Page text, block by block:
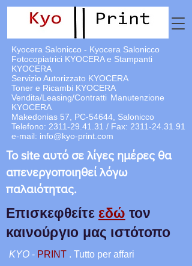
Kyocera Salonicco - Kyocera Salonicco
Fotocopiatrici KYOCERA e Stampanti
KYOCERA
Servizio Autorizzato KYOCERA
Toner e Ricambi KYOCERA
Vendita/Leasing/Contratti Manutenzione
KYOCERA
Makedonias 57, PC-54644, Salonicco
Telefono: 2311-29.41.31 / Fax: 2311-24.31.91
e-mail: info@kyo-print.com
KYO - PRINT . Tutto per affari
Το site αυτό σε λίγες ημέρες θα
απενεργοποιηθεί λόγω
παλαιότητας.
Επισκεφθείτε εδώ τον
καινούργιο μας ιστότοπο